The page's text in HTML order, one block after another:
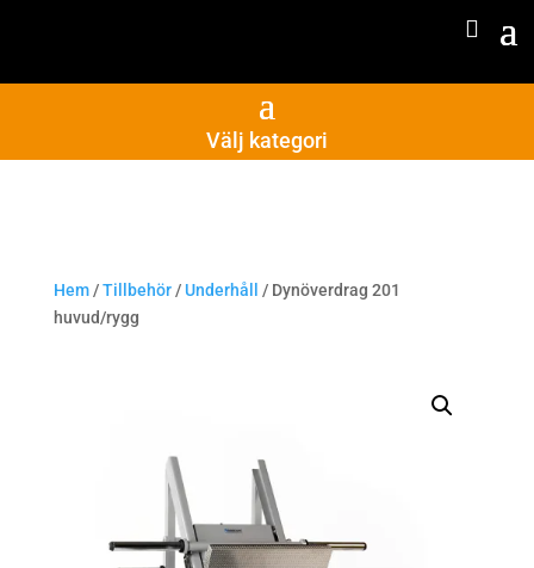
Välj kategori
Hem/Tillbehör/Underhåll
/ Dynöverdrag 201
huvud/rygg